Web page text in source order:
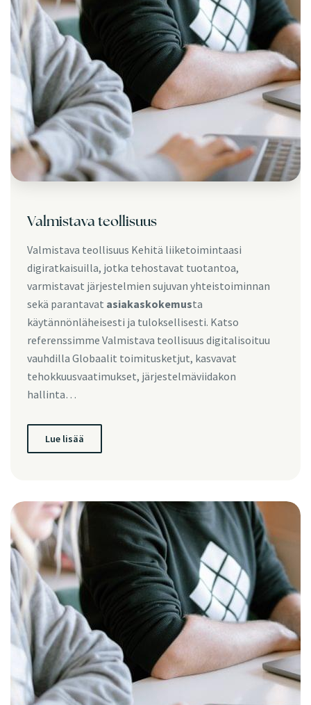
Valmistava teollisuus
Valmistava teollisuus Kehitä liiketoimintaasi
digiratkaisuilla, jotka tehostavat tuotantoa,
varmistavat järjestelmien sujuvan yhteistoiminnan
sekä parantavat asiakaskokemusta
käytännönläheisesti ja tuloksellisesti. Katso
referenssimme Valmistava teollisuus digitalisoituu
vauhdilla Globaalit toimitusketjut, kasvavat
tehokkuusvaatimukset, järjestelmäviidakon
hallinta…
Lue lisää